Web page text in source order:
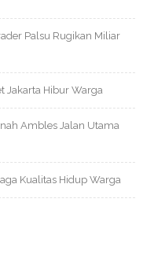
Palsu Rugikan Miliar
Jakarta Hibur Warga
Ambles Jalan Utama
Kualitas Hidup Warga